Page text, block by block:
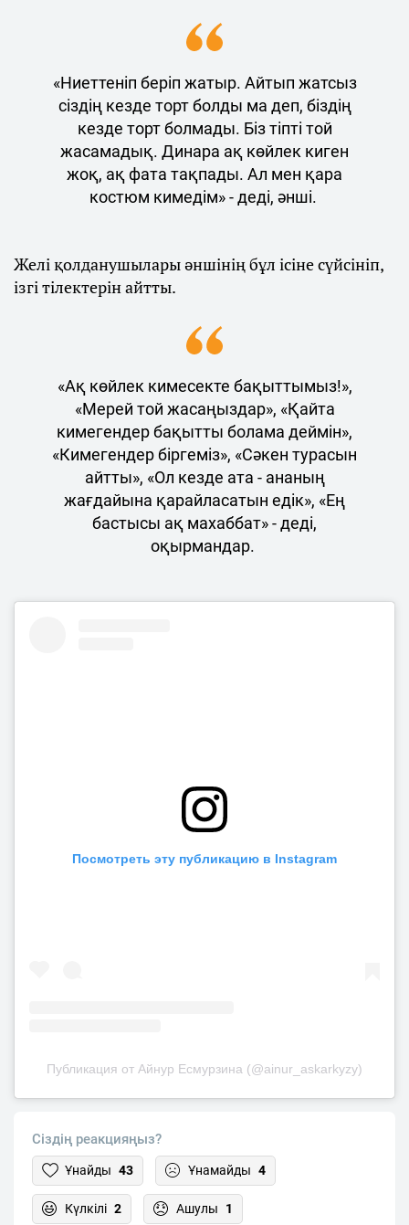
«Ниеттеніп беріп жатыр. Айтып жатсыз
сіздің кезде торт болды ма деп, біздің
кезде торт болмады. Біз тіпті той
жасамадық. Динара ақ көйлек киген
жоқ, ақ фата тақпады. Ал мен қара
костюм кимедім» - деді, әнші.
Желі қолданушылары әншінің бұл ісіне сүйсініп,
ізгі тілектерін айтты.
«Ақ көйлек кимесекте бақыттымыз!»,
«Мерей той жасаңыздар», «Қайта
кимегендер бақытты болама деймін»,
«Кимегендер біргеміз», «Сәкен турасын
айтты», «Ол кезде ата - ананың
жағдайына қарайласатын едік», «Ең
бастысы ақ махаббат» - деді,
оқырмандар.
Посмотреть эту публикацию в Instagram
Публикация от Айнур Есмурзина (@ainur_askarkyzy)
Сіздің реакцияңыз?
Ұнайды 43 Ұнамайды 4
Күлкілі 2 Ашулы 1